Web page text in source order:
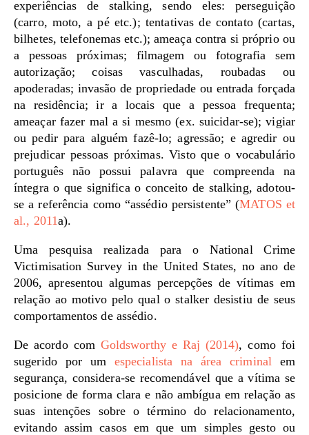
experiências de stalking, sendo eles: perseguição
(carro, moto, a pé etc.); tentativas de contato (cartas,
bilhetes, telefonemas etc.); ameaça contra si próprio ou
a pessoas próximas; filmagem ou fotografia sem
autorização; coisas vasculhadas, roubadas ou
apoderadas; invasão de propriedade ou entrada forçada
na residência; ir a locais que a pessoa frequenta;
ameaçar fazer mal a si mesmo (ex. suicidar-se); vigiar
ou pedir para alguém fazê-lo; agressão; e agredir ou
prejudicar pessoas próximas. Visto que o vocabulário
português não possui palavra que compreenda na
íntegra o que significa o conceito de stalking, adotou-
se a referência como “assédio persistente” (MATOS et
al., 2011a).
Uma pesquisa realizada para o National Crime
Victimisation Survey in the United States, no ano de
2006, apresentou algumas percepções de vítimas em
relação ao motivo pelo qual o stalker desistiu de seus
comportamentos de assédio.
De acordo com Goldsworthy e Raj (2014), como foi
sugerido por um especialista na área criminalem
segurança, considera-se recomendável que a vítima se
posicione de forma clara e não ambígua em relação as
suas intenções sobre o término do relacionamento,
evitando assim casos em que um simples gesto ou